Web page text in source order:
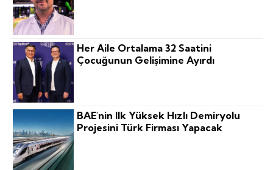
Her Aile Ortalama 32 Saatini
Çocuğunun Gelişimine Ayırdı
BAE'nin Ilk Yüksek Hızlı Demiryolu
Projesini Türk Firması Yapacak